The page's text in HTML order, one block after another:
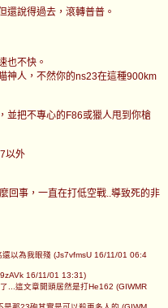
還說得過去，滾轉普普。
也不快。
神人，不然你的ns23在這種900km
並把不專心的F86或獵人甩到你槍
以外
回事，一直在打低空戰..導致死的非
以為我眼殘 (Js7vfmsU 16/11/01 06:4
16/11/01 13:31)
...這文章開頭居然是打He162 (GIWMR